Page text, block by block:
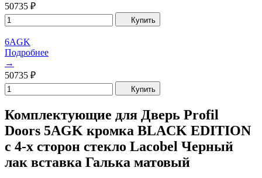
50735 ₽
Купить
6AGK
Подробнее
→
50735 ₽
Купить
Комплектующие для Дверь Profil
Doors 5AGK кромка BLACK EDITION
с 4-х сторон стекло Lacobel Черный
лак вставка Галька матовый